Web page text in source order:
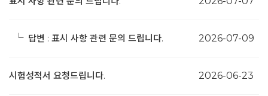
└ 답변 : 표시 사항 관련 문의 드립니다. 2026-07-09
시험성적서 요청드립니다. 2026-06-23